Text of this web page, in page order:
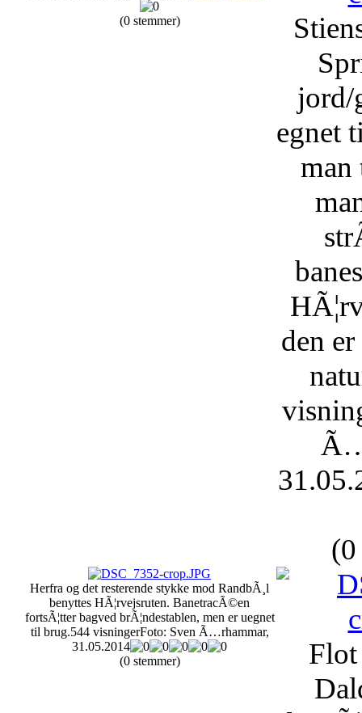
(0 stemmer)
jord/
egnet
man
den
Herfra og det resterende stykke mod RandbÃ¸l
benyttes HÃ¦rvejsruten. BanetracÃ©en
fortsÃ¦tter bagved brÃ¦ndestablen, men er uegnet
til brug.544 visningerFoto: Sven Ã…rhammar,
31.05.2014
(0 stemmer)